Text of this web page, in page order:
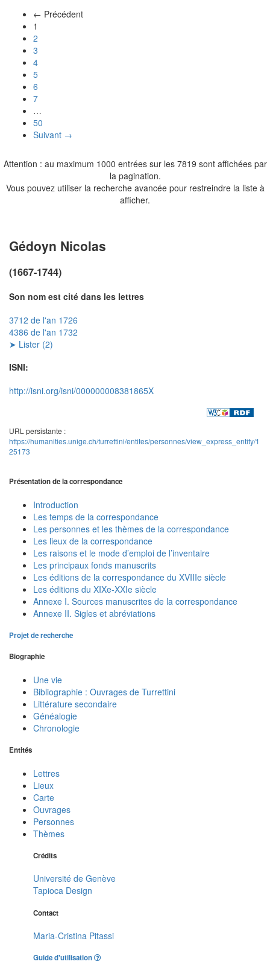
← Précédent
1
2
3
4
5
6
7
…
50
Suivant →
Attention : au maximum 1000 entrées sur les 7819 sont affichées par
la pagination.
Vous pouvez utiliser la recherche avancée pour restreindre la liste à
afficher.
Gédoyn Nicolas
(1667-1744)
Son nom est cité dans les lettres
3712 de l'an 1726
4386 de l'an 1732
➤ Lister (2)
ISNI:
http://isni.org/isni/000000008381865X
URL persistante :
https://humanities.unige.ch/turrettini/entites/personnes/view_express_entity/1
25173
Présentation de la correspondance
Introduction
Les temps de la correspondance
Les personnes et les thèmes de la correspondance
Les lieux de la correspondance
Les raisons et le mode d’emploi de l’inventaire
Les principaux fonds manuscrits
Les éditions de la correspondance du XVIIIe siècle
Les éditions du XIXe-XXIe siècle
Annexe I. Sources manuscrites de la correspondance
Annexe II. Sigles et abréviations
Projet de recherche
Biographie
Une vie
Bibliographie : Ouvrages de Turrettini
Littérature secondaire
Généalogie
Chronologie
Entités
Lettres
Lieux
Carte
Ouvrages
Personnes
Thèmes
Crédits
Université de Genève
Tapioca Design
Contact
Maria-Cristina Pitassi
Guide d'utilisation